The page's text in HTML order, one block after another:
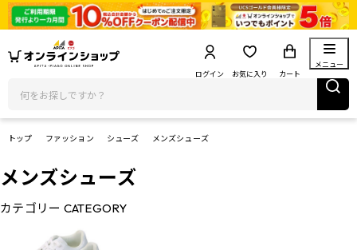
ログイン お気に入り カート
メニュー
トップ ファッション シューズ メンズシューズ
メンズシューズ
カテゴリー CATEGORY